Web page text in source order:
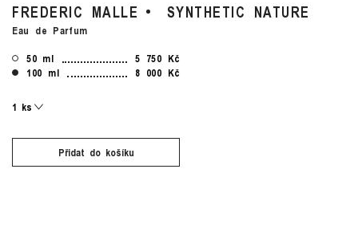
FREDERIC MALLE SYNTHETIC NATURE
Eau de Parfum
50 ml
5 750 Kč
100 ml
8 000 Kč
Přidat do košíku